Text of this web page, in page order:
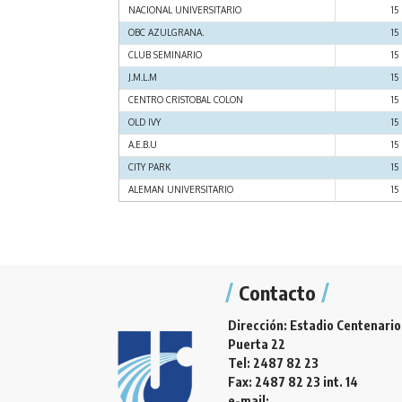
NACIONAL UNIVERSITARIO 15
OBC AZULGRANA. 15
CLUB SEMINARIO 15
J.M.L.M 15
CENTRO CRISTOBAL COLON 15
OLD IVY 15
A.E.B.U 15
CITY PARK 15
ALEMAN UNIVERSITARIO 15
IGNACIO ALGORTA
GONZALO PASQUET
SANTIAGO SUAREZ
Contacto
Dirección: Estadio Centenario
Puerta 22
Tel: 2487 82 23
Fax: 2487 82 23 int. 14